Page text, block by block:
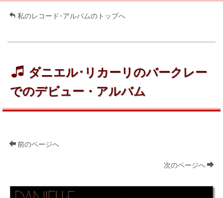
私のレコード･アルバムのトップへ
ダニエル･リカーリのバークレー
でのデビュー・アルバム
前のページへ
次のページへ